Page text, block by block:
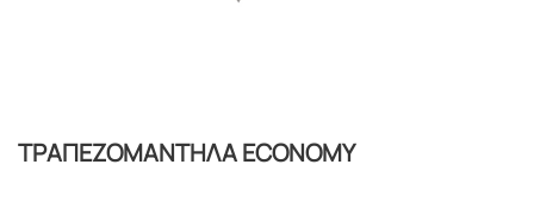
ΤΡΑΠΕΖΟΜΑΝΤΗΛΑ ΕCONOMY